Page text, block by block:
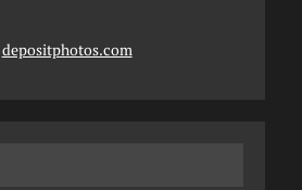
depositphotos.com